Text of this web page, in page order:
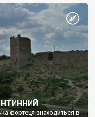
фортеця знаходиться в